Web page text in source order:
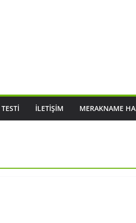
İLETIŞIM MERAKNAME